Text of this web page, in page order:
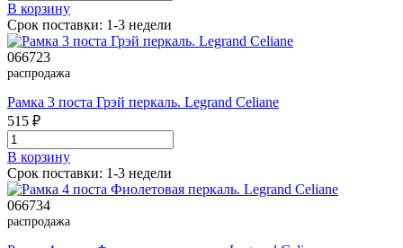
В корзинy
Срок поставки: 1-3 недели
066723
распродажа
Рамка 3 поста Грэй перкаль. Legrand Celiane
515 ₽
В корзинy
Срок поставки: 1-3 недели
066734
распродажа